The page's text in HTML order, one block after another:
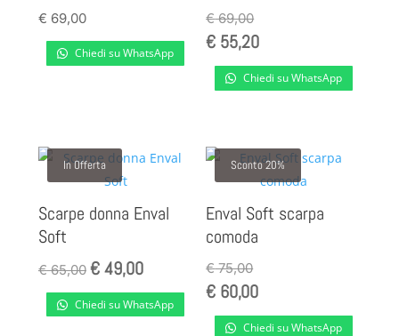
€ 69,00
Chiedi su WhatsApp
€69,00
€ 55,20
Chiedi su WhatsApp
In Offerta
Scarpe donna Enval
Soft
€65,00 Il
prezzo
originale
€49,00Il
prezzo
attuale
Chiedi su WhatsApp
Sconto 20%
Enval Soft scarpa
comoda
€75,00
€ 60,00
Chiedi su WhatsApp